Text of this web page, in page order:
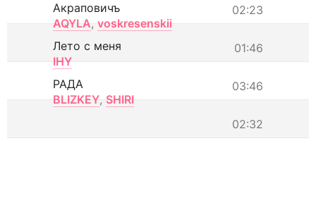
02:23
Акраповичъ
AQYLA, voskresenskii
01:46
Лето с меня
IHY
03:46
РАДА
BLIZKEY, SHIRI
02:32